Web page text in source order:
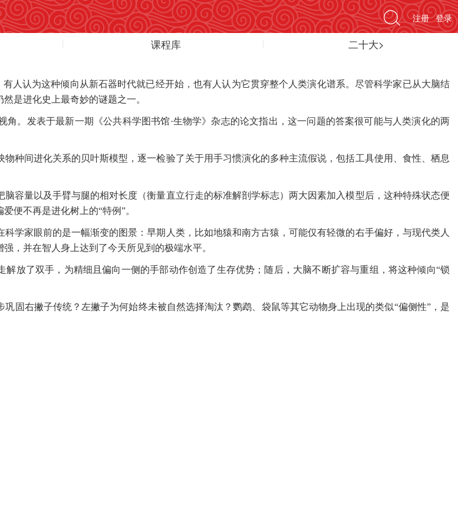
登录
注册
课程库 二十大>
人认为这种倾向从新石器时代就已经开始，也有人认为它贯穿整个人类演化谱系。尽管科学家已从大脑结
是进化史上最奇妙的谜题之一。
角。发表于最新一期《公共科学图书馆·生物学》杂志的论文指出，这一问题的答案很可能与人类演化的两
种间进化关系的贝叶斯模型，逐一检验了关于用手习惯演化的多种主流假说，包括工具使用、食性、栖息
容量以及手臂与腿的相对长度（衡量直立行走的标准解剖学标志）两大因素加入模型后，这种特殊状态便
便不再是进化树上的“特例”。
学家眼前的是一幅渐变的图景：早期人类，比如地猿和南方古猿，可能仅有轻微的右手偏好，与现代类人
，并在智人身上达到了今天所见到的极端水平。
解放了双手，为精细且偏向一侧的手部动作创造了生存优势；随后，大脑不断扩容与重组，将这种倾向“锁
固右撇子传统？左撇子为何始终未被自然选择淘汰？鹦鹉、袋鼠等其它动物身上出现的类似“偏侧性”，是